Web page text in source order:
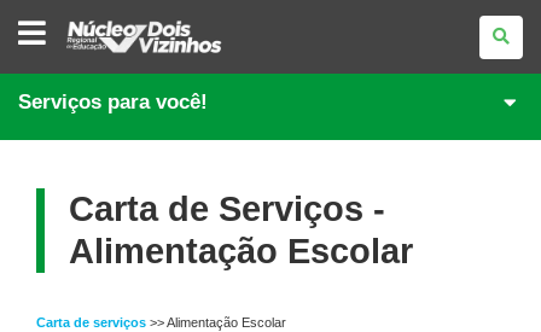
NÚCLEO
REGIONAL
EDUCAÇÃO
DE
DOIS
Serviços para você!
Carta de Serviços -
Alimentação Escolar
Carta de serviços >> Alimentação Escolar